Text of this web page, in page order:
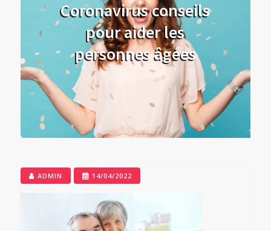
Coronavirus conseils
pour aider les
personnes âgées
ADMIN 14/04/2022